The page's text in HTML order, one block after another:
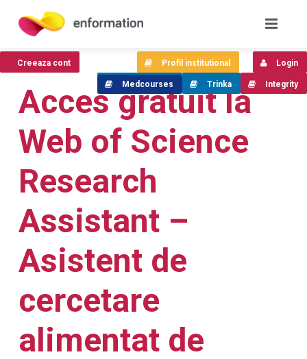
Acces gratuit la
Web of Science
Research
Assistant –
Asistent de
cercetare
alimentat de
Creeaza cont Login
Profil institutional
Integrity
Trinka
Medcourses